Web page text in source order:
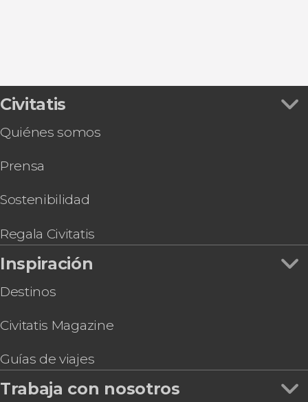
Civitatis
Quiénes somos
Prensa
Sostenibilidad
Regala Civitatis
Inspiración
Destinos
Civitatis Magazine
Guías de viajes
Trabaja con nosotros